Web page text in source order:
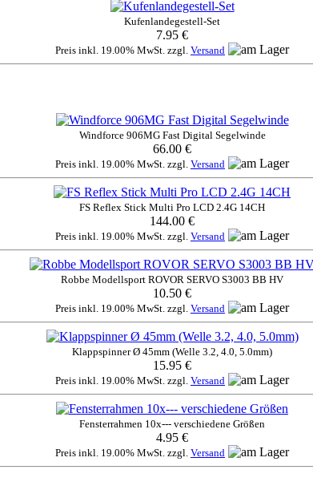
Kufenlandegestell-Set
7.95 €
Preis inkl. 19.00% MwSt. zzgl. Versand
Windforce 906MG Fast Digital Segelwinde
66.00 €
Preis inkl. 19.00% MwSt. zzgl. Versand
FS Reflex Stick Multi Pro LCD 2.4G 14CH
144.00 €
Preis inkl. 19.00% MwSt. zzgl. Versand
Robbe Modellsport ROVOR SERVO S3003 BB HV
10.50 €
Preis inkl. 19.00% MwSt. zzgl. Versand
Klappspinner Ø 45mm (Welle 3.2, 4.0, 5.0mm)
15.95 €
Preis inkl. 19.00% MwSt. zzgl. Versand
Fensterrahmen 10x--- verschiedene Größen
4.95 €
Preis inkl. 19.00% MwSt. zzgl. Versand